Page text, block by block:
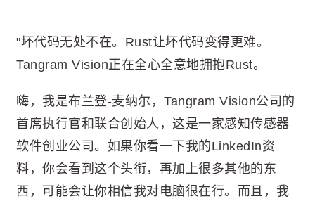
"坏代码无处不在。Rust让坏代码变得更难。
Tangram Vision正在全心全意地拥抱Rust。
嗨，我是布兰登-麦纳尔，Tangram Vision公司的
首席执行官和联合创始人，这是一家感知传感器
软件创业公司。如果你看一下我的LinkedIn资
料，你会看到这个头衔，再加上很多其他的东
西，可能会让你相信我对电脑很在行。而且，我